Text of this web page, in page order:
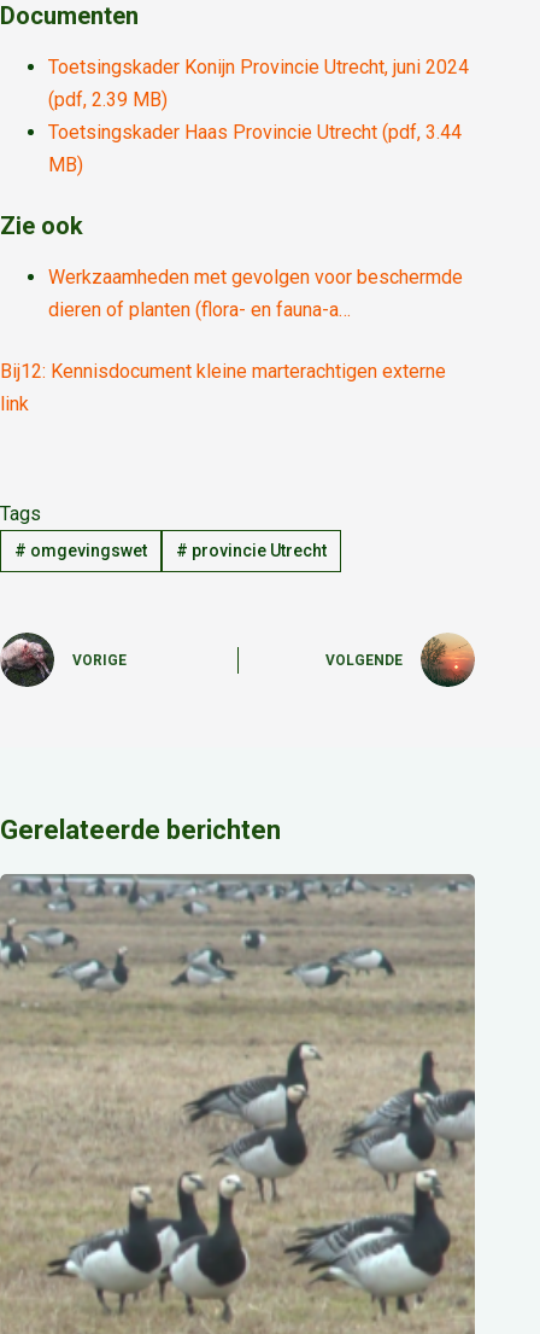
Documenten
Toetsingskader Konijn Provincie Utrecht, juni 2024
(pdf, 2.39 MB)
Toetsingskader Haas Provincie Utrecht (pdf, 3.44
MB)
Zie ook
Werkzaamheden met gevolgen voor beschermde
dieren of planten (flora- en fauna-a…
Bij12: Kennisdocument kleine marterachtigen externe
link
Tags
# omgevingswet # provincie Utrecht
VORIGE VOLGENDE
Gerelateerde berichten